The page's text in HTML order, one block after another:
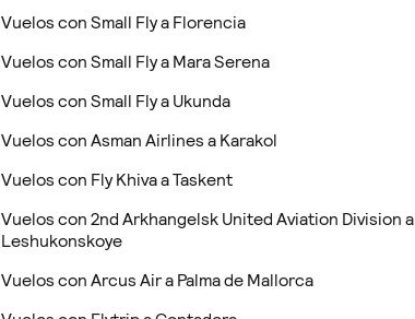
Vuelos con Small Fly a Florencia
Vuelos con Small Fly a Mara Serena
Vuelos con Small Fly a Ukunda
Vuelos con Asman Airlines a Karakol
Vuelos con Fly Khiva a Taskent
Vuelos con 2nd Arkhangelsk United Aviation Division a
Leshukonskoye
Vuelos con Arcus Air a Palma de Mallorca